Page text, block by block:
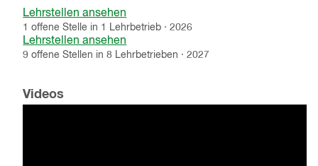
Lehrstellen ansehen
1 offeneStelle in 1 Lehrbetrieb ·2026
Lehrstellen ansehen
9 offeneStellen in8 Lehrbetrieben ·2027
Videos